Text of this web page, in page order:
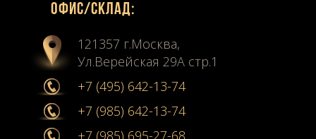
Офиc/склад:
121357 г.Москва,
Ул.Верейская 29А стр.1
+7 (495) 642-13-74
+7 (985) 642-13-74
+7 (985) 695-27-68